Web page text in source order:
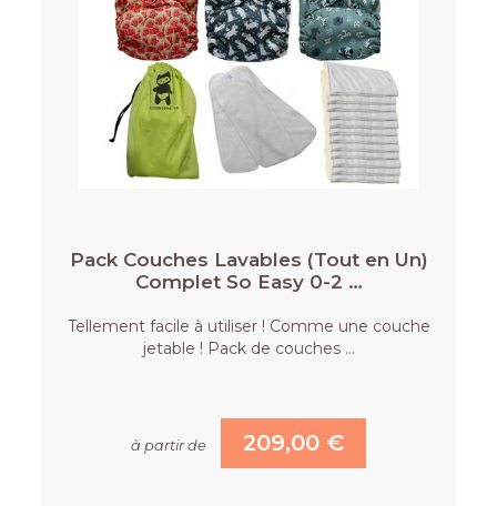
Pack Couches Lavables (Tout en Un)
Complet So Easy 0-2 …
Tellement facile à utiliser ! Comme une couche
jetable ! Pack de couches …
à partir de 209,00 €